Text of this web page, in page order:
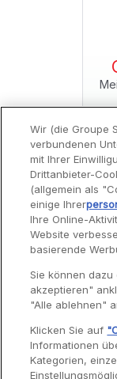
Wir (die Groupe
verbundenen
mit Ihrer
Drittanbieter-
(allgemein als
einige Ihrer
Ihre Online-
Website
basierende
Sie können dazu
akzeptieren"
"Alle ablehnen"
Klicken Sie auf
Informationen
Kategorien,